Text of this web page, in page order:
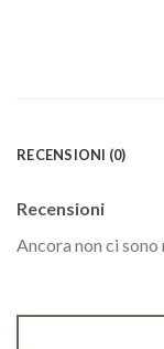
RECENSIONI (0)
Recensioni
Ancora non ci sono